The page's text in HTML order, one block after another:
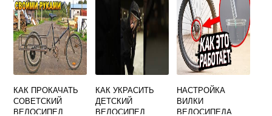
КАК ПРОКАЧАТЬ
СОВЕТСКИЙ
ВЕЛОСИПЕД
КАК УКРАСИТЬ
ДЕТСКИЙ
ВЕЛОСИПЕД
НАСТРОЙКА
ВИЛКИ
ВЕЛОСИПЕДА